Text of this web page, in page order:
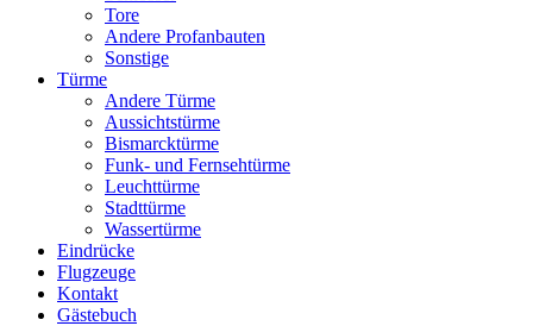
Tore
Andere Profanbauten
Sonstige
Türme
Andere Türme
Aussichtstürme
Bismarcktürme
Funk- und Fernsehtürme
Leuchttürme
Stadttürme
Wassertürme
Eindrücke
Flugzeuge
Kontakt
Gästebuch